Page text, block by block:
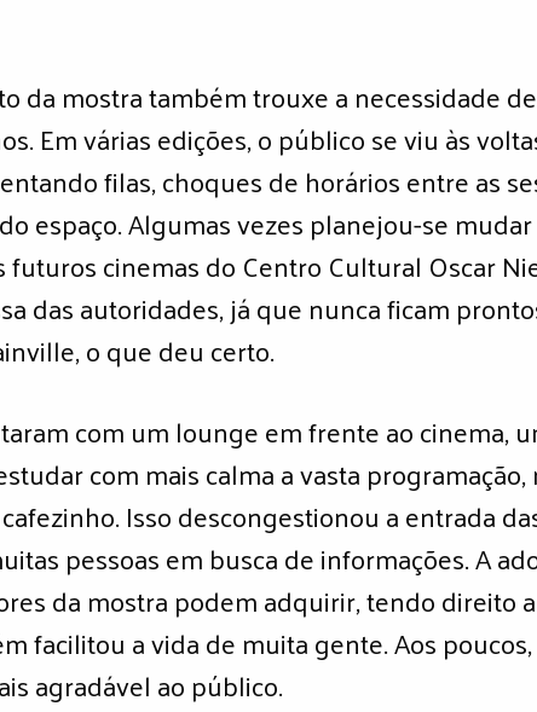
da mostra também trouxe a necessidade
Em várias edições, o público se viu às
filas, choques de horários entre as
espaço. Algumas vezes planejou-se
cinemas do Centro Cultural Oscar
das autoridades, já que nunca ficam
o que deu certo.
com um lounge em frente ao cinema,
com mais calma a vasta
Isso descongestionou a entrada
pessoas em busca de informações. A
da mostra podem adquirir, tendo direito
facilitou a vida de muita gente. Aos
agradável ao público.